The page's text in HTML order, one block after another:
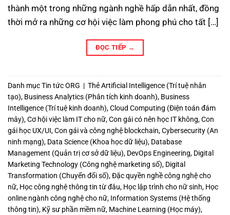
thành một trong những ngành nghề hấp dẫn nhất, đồng
thời mở ra những cơ hội việc làm phong phú cho tất […]
ĐỌC TIẾP →
Danh mụcTin tức ORG | ThẻArtificial Intelligence (Trí tuệ nhân
tạo), Business Analytics (Phân tích kinh doanh), Business
Intelligence (Trí tuệ kinh doanh),Cloud Computing (Điện toán đám
mây),Cơ hội việc làm IT cho nữ,Con gái có nên học IT không,Con
gái học UX/UI,Con gái và công nghệ blockchain,Cybersecurity (An
ninh mạng), Data Science (Khoa học dữ liệu), Database
Management (Quản trị cơ sở dữ liệu), DevOps Engineering, Digital
Marketing Technology (Công nghệ marketing số), Digital
Transformation (Chuyển đổi số),Đặc quyền nghề công nghệ cho
nữ, Học công nghệ thông tin từ đâu, Học lập trình cho nữ sinh, Học
online ngành công nghệ cho nữ, Information Systems (Hệ thống
thông tin), Kỹ sư phần mềm nữ, Machine Learning (Học máy),